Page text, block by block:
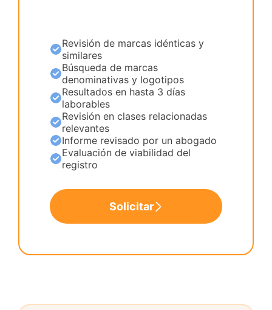
Solicitar
Revisión de marcas idénticas y
similares
Búsqueda de marcas
denominativas y logotipos
Resultados en hasta 3 días
laborables
Revisión en clases relacionadas
relevantes
Informe revisado por un abogado
Evaluación de viabilidad del
registro